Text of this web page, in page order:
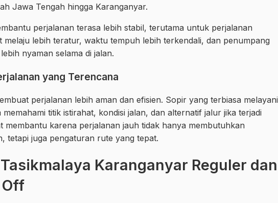
Jawa Tengah hingga Karanganyar.
perjalanan terasa lebih stabil, terutama untuk perjalanan
melaju lebih teratur, waktu tempuh lebih terkendali, dan penumpang
nyaman selama di jalan.
yang Terencana
perjalanan lebih aman dan efisien. Sopir yang terbiasa melayani
titik istirahat, kondisi jalan, dan alternatif jalur jika terjadi
membantu karena perjalanan jauh tidak hanya membutuhkan
tetapi juga pengaturan rute yang tepat.
Karanganyar Reguler dan